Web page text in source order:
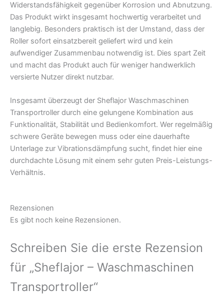
Widerstandsfähigkeit gegenüber Korrosion und Abnutzung.
Das Produkt wirkt insgesamt hochwertig verarbeitet und
langlebig. Besonders praktisch ist der Umstand, dass der
Roller sofort einsatzbereit geliefert wird und kein
aufwendiger Zusammenbau notwendig ist. Dies spart Zeit
und macht das Produkt auch für weniger handwerklich
versierte Nutzer direkt nutzbar.
Insgesamt überzeugt der Sheflajor Waschmaschinen
Transportroller durch eine gelungene Kombination aus
Funktionalität, Stabilität und Bedienkomfort. Wer regelmäßig
schwere Geräte bewegen muss oder eine dauerhafte
Unterlage zur Vibrationsdämpfung sucht, findet hier eine
durchdachte Lösung mit einem sehr guten Preis-Leistungs-
Verhältnis.
Rezensionen
Es gibt noch keine Rezensionen.
Schreiben Sie die erste Rezension
für „Sheflajor – Waschmaschinen
Transportroller“